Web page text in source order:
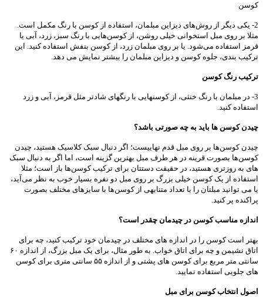
کوسن
2- یکی دیگر از روش‌های دیزاین مبلمان، استفاده از کوسن با رنگ مکمل است.
مثلا بر روی مبل استخوانی خیلی روشن، از کوسن‌هایی با رنگ سبز، زرد، آبی یا
قرمز استفاده می‌شود. یا بر روی مبلمان زرد، از کوسن بنفش استفاده کنید. این
ترکیب بندی، جلوه کوسن و دیزاین مبلمان را بیشتر نمایش می دهد.
ترکیب رنگ کوسن
3- در مبلمان با رنگ خنثی، از کوسنهایی با رنگهای شادتر مثل قرمز، آبی و زرد
استفاده کنید.
چیدن کوسن ها باید به چه صورتی باشد؟
چیدن کوسن‌ها بر روی مبل قدم نهاییست؛ اگر دنبال سبک کلاسیک هستید، چیدن
کوسن‌ها بصورت قرینه در هر طرف مبل بهترین گزینه است، اما اگر به دنبال سبک
های به روز‌تری هستید، در حقیقت دستتان برای ترکیب کوسن‌ها باز است؛ مثلا
استفاده از یک کوسن خیلی بزرگ بر روی مبل دو نفره بسیار خوب به نظر می‌آید،
یا می توانید مبلتان را با تعداد متنابهی از کوسن‌ها با سایزهای مختلف بصورت
پراکنده پر کنید.
اندازه مناسب کوسن در چیدمان چقدر است؟
بهتر است کوسن را در اندازه های مختلف در چیدمان خود ترکیب کنید، چه برای
اتاق نشیمن و چه برای اتاق خواب. به طور مثال، برای یک مبل بزرگ، از اندازه ۶۰
سانتی متر مربع برای کوسن های پشتی و از اندازه ۵۵ سانتی متری برای کوسن
های جلویی استفاده نمایید.
اصول انتخاب کوسن برای مبل